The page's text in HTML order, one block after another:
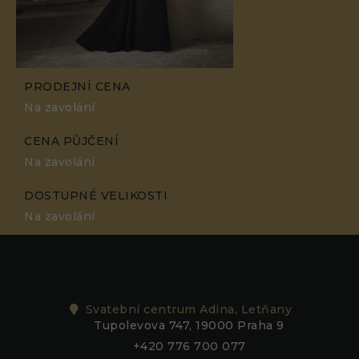
PRODEJNÍ CENA
Na zavolání
CENA PŮJČENÍ
Na zavolání
DOSTUPNÉ VELIKOSTI
Na zavolání
Svatební centrum Adina, Letňany
Tupolevova 747, 19000 Praha 9
+420 776 700 077